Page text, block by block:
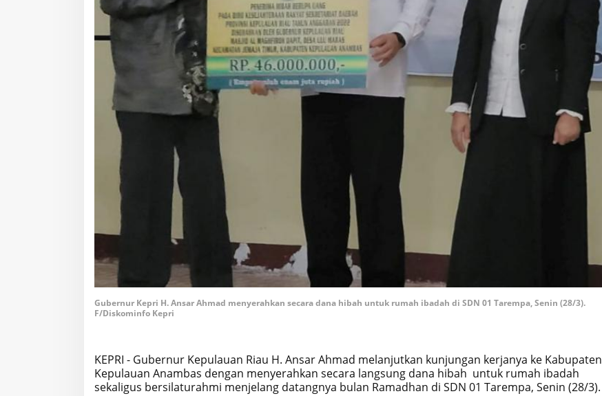
Gubernur Kepri H. Ansar Ahmad menyerahkan secara dana hibah untuk rumah ibadah di SDN 01 Tarempa, Senin (28/3).
F/Diskominfo Kepri
KEPRI - Gubernur Kepulauan Riau H. Ansar Ahmad melanjutkan kunjungan kerjanya ke Kabupaten
Kepulauan Anambas dengan menyerahkan secara langsung dana hibah untuk rumah ibadah
sekaligus bersilaturahmi menjelang datangnya bulan Ramadhan di SDN 01 Tarempa, Senin (28/3).